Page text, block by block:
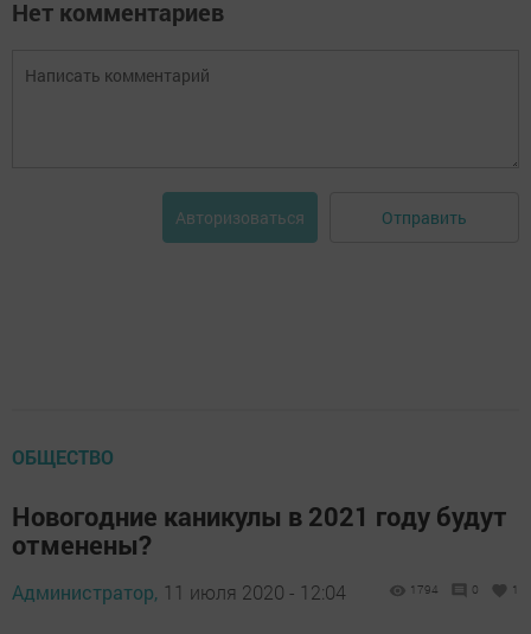
Нет комментариев
Авторизоваться Отправить
ОБЩЕСТВО
Новогодние каникулы в 2021 году будут
отменены?
Администратор, 11 июля 2020 - 12:04 1794 0 1